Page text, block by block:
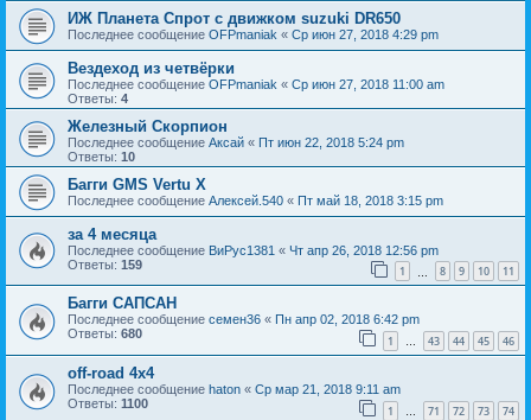
ИЖ Планета Спрот с движком suzuki DR650
Последнее сообщение OFPmaniak « Ср июн 27, 2018 4:29 pm
Вездеход из четвёрки
Последнее сообщение OFPmaniak « Ср июн 27, 2018 11:00 am
Ответы: 4
Железный Скорпион
Последнее сообщение Аксай « Пт июн 22, 2018 5:24 pm
Ответы: 10
Багги GMS Vertu X
Последнее сообщение Алексей.540 « Пт май 18, 2018 3:15 pm
за 4 месяца
Последнее сообщение ВиРус1381 « Чт апр 26, 2018 12:56 pm
Ответы: 159 1 8 9 10 11
Багги САПСАН
Последнее сообщение семен36 « Пн апр 02, 2018 6:42 pm
Ответы: 680 1 … 43 44 45 46
off-road 4х4
Последнее сообщение haton « Ср мар 21, 2018 9:11 am
Ответы: 1100 1 … 71 72 73 74